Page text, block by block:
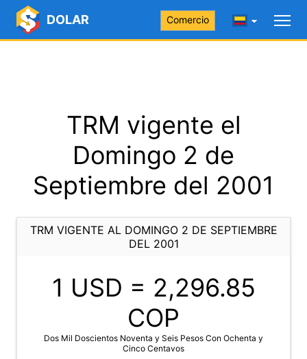
DOLAR Comercio
TRM vigente el
Domingo 2 de
Septiembre del 2001
TRM VIGENTE AL DOMINGO 2 DE SEPTIEMBRE
DEL 2001
1 USD = 2,296.85
COP
Dos Mil Doscientos Noventa y Seis Pesos Con Ochenta y
Cinco Centavos